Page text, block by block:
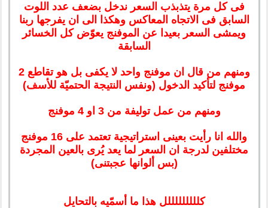
فى كل مرة يتذبذب السعر ندخل بضعف عدد اللوت
السابق فى الاتجاه المعاكس وهكذا الى ان يفرجها ربنا
ويمشى السعر بعيدا عن الموفنج يعوّض كل الخسائر
السابقة
ومنهم من قال ان موفنج واحد لا يكفى بل هو تقاطع 2
موفنج لتأكيد الدخول (ونفس النتيجة الحتميّة للأسف)
ومنهم من عمل توليفة من 3 او 4 موفنج
والله انا رأيت بعينى استراتيجية تعتمد على 16 موفنج
مختلفين لدرجة ان السعر لما يعد يُرى بالعين المجردة
(بس ألوانها عجبتنى)
كلللللللللل هذا ما أسمّيه بالتحايل